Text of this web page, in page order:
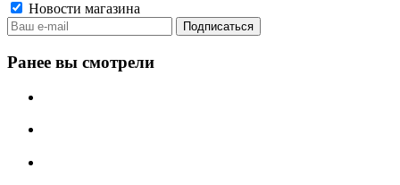
Новости магазина
Ранее вы смотрели